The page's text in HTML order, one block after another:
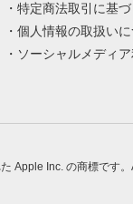
特定商法取引に基
個人情報の取扱いに
ソーシャルメディ
Inc. の商標です